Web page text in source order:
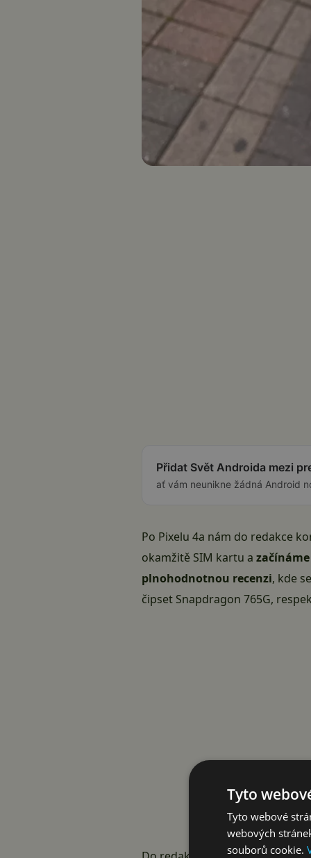
Přidat Svět Androida mezi
ať vám neunikne žádná Android
Po Pixelu 4a nám do redakce
okamžitě SIM kartu a
plnohodnotnou recenzi, kde
čipset Snapdragon 765G,
Tyto
Tyto webové
webových
souborů cookie.